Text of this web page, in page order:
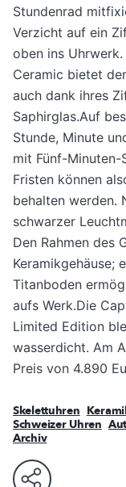
Stundenrad
Verzicht auf ein
oben ins
Ceramic bietet
auch dank ihres
Saphirglas.Auf
Stunde, Minute
mit Fünf-Minuten-
Fristen können
behalten werden.
schwarzer
Den Rahmen des
Keramikgehäuse;
Titanboden
aufs Werk.Die
Limited Edition
wasserdicht. Am
Preis von 4.890
Skelettuhren
Schweizer Uhren
Archiv